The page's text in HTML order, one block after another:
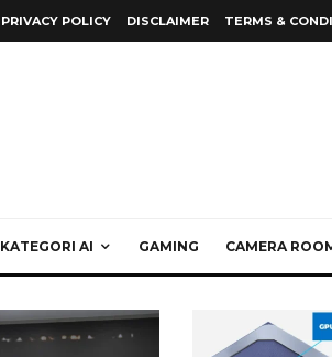
PRIVACY POLICY DISCLAIMER TERMS &
KATEGORI AI GAMING CAMERA